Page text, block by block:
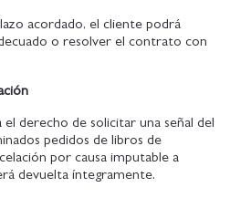
acordado, el cliente podrá
o resolver el contrato con
derecho de solicitar una señal del
pedidos de libros de
por causa imputable a
devuelta íntegramente.